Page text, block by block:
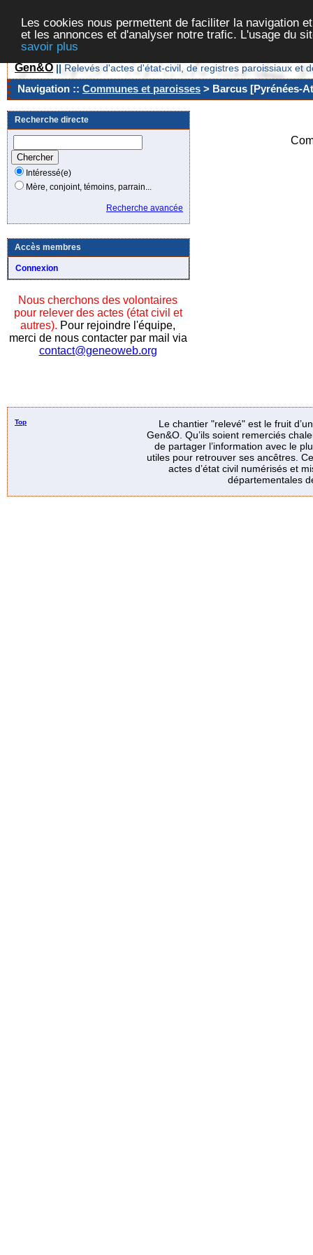
Les cookies nous permettent de faciliter la navigation
et les annonces et d'analyser notre trafic. L'usage du
savoir plus
Gen&O || Relevés d'actes d'état-civil, de registres paroissiaux et
Navigation :: Communes et paroisses > Barcus [Pyrénées-
Recherche directe
Intéressé(e)
Mère, conjoint, témoins, parrain...
Recherche avancée
Accès membres
Connexion
Nous cherchons des volontaires
pour relever des actes (état civil et
autres). Pour rejoindre l'équipe,
merci de nous contacter par mail via
contact@geneoweb.org
Top
Le chantier "relevé" est le fruit
Gen&O. Qu’ils soient remerciés
de partager l’information avec le
utiles pour retrouver ses ancêtres.
actes d’état civil numérisés et
départementales